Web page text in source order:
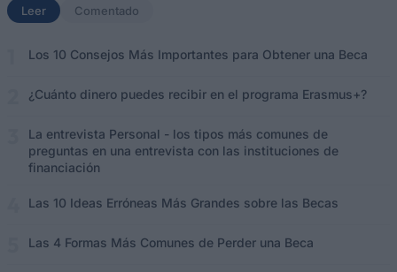
Leer (solapa activa)
Comentado
Los 10 Consejos Más Importantes para Obtener una Beca
¿Cuánto dinero puedes recibir en el programa Erasmus+?
La entrevista Personal - los tipos más comunes de
preguntas en una entrevista con las instituciones de
financiación
Las 10 Ideas Erróneas Más Grandes sobre las Becas
Las 4 Formas Más Comunes de Perder una Beca